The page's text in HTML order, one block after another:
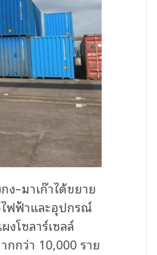
–มาเก๊าได้ขยาย
ไฟฟ้าและอุปกรณ์
โซลาร์เซลล์
กว่า 10,000 ราย